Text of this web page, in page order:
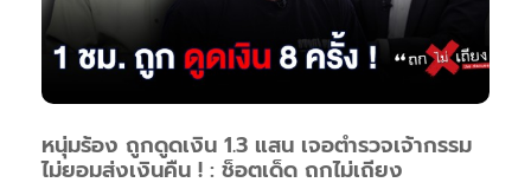
หนุ่มร้อง ถูกดูดเงิน 1.3 แสน เจอตำรวจเจ้ากรรม
ไม่ยอมส่งเงินคืน ! : ช็อตเด็ด ถกไม่เถียง